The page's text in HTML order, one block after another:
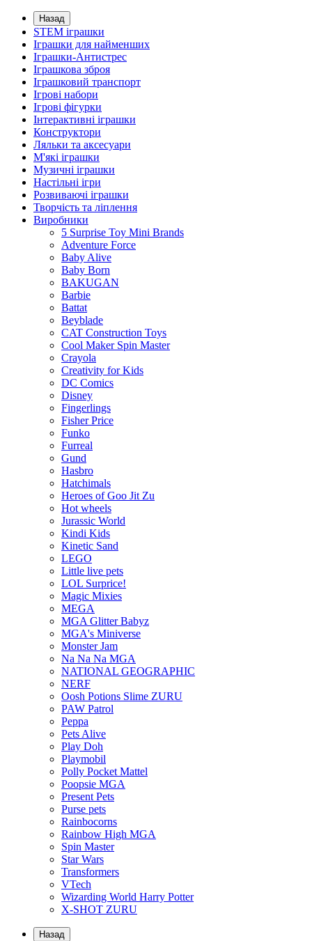
Назад
STEM іграшки
Іграшки для найменших
Іграшки-Антистрес
Іграшкова зброя
Іграшковий транспорт
Ігрові набори
Ігрові фігурки
Інтерактивні іграшки
Конструктори
Ляльки та аксесуари
М'які іграшки
Музичні іграшки
Настільні iгри
Розвиваючі іграшки
Творчість та ліплення
Виробники
5 Surprise Toy Mini Brands
Adventure Force
Baby Alive
Baby Born
BAKUGAN
Barbie
Battat
Beyblade
CAT Construction Toys
Cool Maker Spin Master
Crayola
Creativity for Kids
DC Comics
Disney
Fingerlings
Fisher Price
Funko
Furreal
Gund
Hasbro
Hatchimals
Heroes of Goo Jit Zu
Hot wheels
Jurassic World
Kindi Kids
Kinetic Sand
LEGO
Little live pets
LOL Surprice!
Magic Mixies
MEGA
MGA Glitter Babyz
MGA's Miniverse
Monster Jam
Na Na Na MGA
NATIONAL GEOGRAPHIC
NERF
Oosh Potions Slime ZURU
PAW Patrol
Peppa
Pets Alive
Play Doh
Playmobil
Polly Pocket Mattel
Poopsie MGA
Present Pets
Purse pets
Rainbocorns
Rainbow High MGA
Spin Master
Star Wars
Transformers
VTech
Wizarding World Harry Potter
X-SHOT ZURU
Назад